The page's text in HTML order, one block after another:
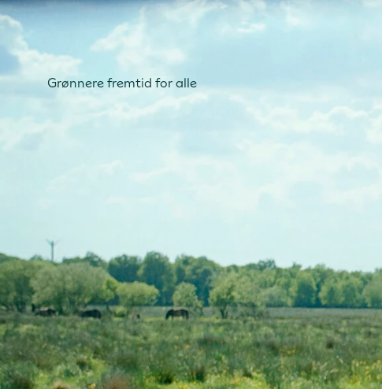
Grønnere fremtid for alle